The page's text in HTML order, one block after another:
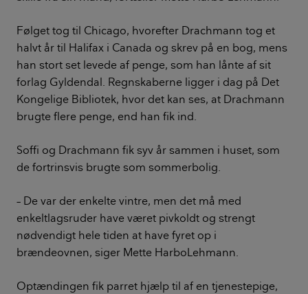
Følget tog til Chicago, hvorefter Drach­mann tog et
halvt år til Halifax i Canada og skrev på en bog, mens
han stort set levede af penge, som han lånte af sit
forlag Gyldendal. Regnskaberne ligger i dag på Det
Kongelige Bibliotek, hvor det kan ses, at Drachmann
brugte flere penge, end han fik ind.
Soffi og Drachmann fik syv år sammen i huset, som
de fortrinsvis brugte som sommerbolig.
– De var der enkelte vintre, men det må med
enkeltlagsruder have været pivkoldt og strengt
nødvendigt hele tiden at have fyret op i
brændeovnen, siger Mette HarboLehmann.
Optændingen fik parret hjælp til af en tjenestepige,